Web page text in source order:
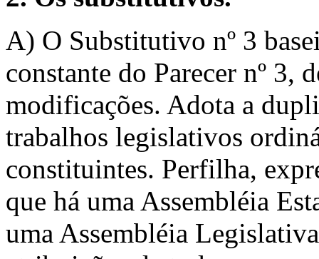
A) O Substitutivo nº 3
constante do Parecer nº 3,
modificações. Adota a
trabalhos legislativos
constituintes. Perfilha,
que há uma Assembléia
uma Assembléia